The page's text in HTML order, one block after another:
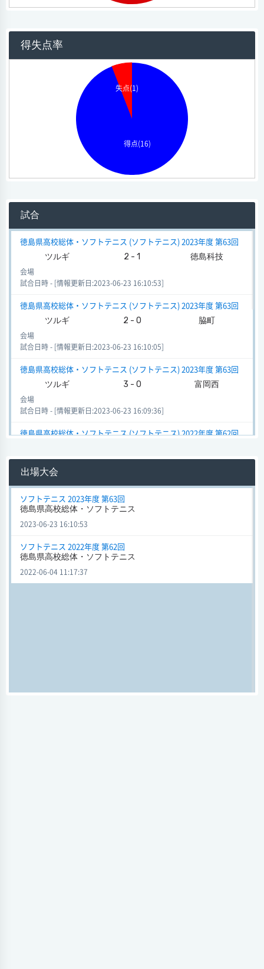
得失点率
得点(16)
失点(1)
試合
徳島県高校総体・ソフトテニス (ソフトテニス) 2023年度 第63回
ツルギ 2 - 1 徳島科技
会場
試合日時 - [情報更新日:2023-06-23 16:10:53]
徳島県高校総体・ソフトテニス (ソフトテニス) 2023年度 第63回
ツルギ 2 - 0 脇町
会場
試合日時 - [情報更新日:2023-06-23 16:10:05]
徳島県高校総体・ソフトテニス (ソフトテニス) 2023年度 第63回
ツルギ 3 - 0 富岡西
会場
試合日時 - [情報更新日:2023-06-23 16:09:36]
徳島県高校総体・ソフトテニス (ソフトテニス) 2022年度 第62回
試合日時 - [情報更新日:2022-06-04 11:17:02]
徳島県高校総体・ソフトテニス (ソフトテニス) 2022年度 第62回
ツルギ 2 - 0
会場
徳島県高校総体・ソフトテニス (ソフトテニス) 2022年度 第62回
ツルギ
出場大会
ソフトテニス 2023年度 第63回
徳島県高校総体・ソフトテニス
2023-06-23 16:10:53
ソフトテニス 2022年度 第62回
徳島県高校総体・ソフトテニス
2022-06-04 11:17:37